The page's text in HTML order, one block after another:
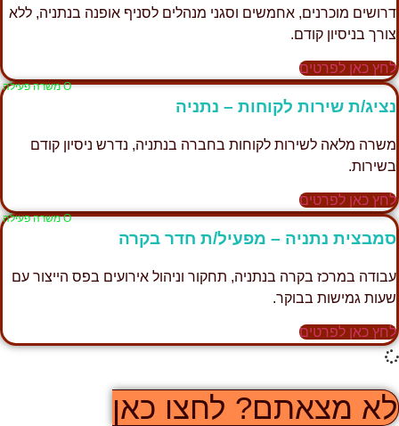
מוכרנים, אחמשים וסגני מנהלים לסניף אופנה בנתניה, ללא
בניסיון קודם.
כאן לפרטים
Ο משרה פעילה
ת שירות לקוחות – נתניה
מלאה לשירות לקוחות בחברה בנתניה, נדרש ניסיון קודם
כאן לפרטים
Ο משרה פעילה
נתניה – מפעיל/ת חדר בקרה
במרכז בקרה בנתניה, תחקור וניהול אירועים בפס הייצור עם
גמישות בבוקר.
כאן לפרטים
מצאתם? לחצו כאן